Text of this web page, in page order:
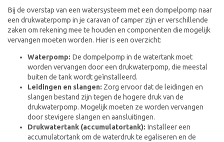
Bij de overstap van een watersysteem met een dompelpomp naar
een drukwaterpomp in je caravan of camper zijn er verschillende
zaken om rekening mee te houden en componenten die mogelijk
vervangen moeten worden. Hier is een overzicht:
Waterpomp: De dompelpomp in de watertank moet
worden vervangen door een drukwaterpomp, die meestal
buiten de tank wordt geïnstalleerd.
Leidingen en slangen: Zorg ervoor dat de leidingen en
slangen bestand zijn tegen de hogere druk van de
drukwaterpomp. Mogelijk moeten ze worden vervangen
door stevigere slangen en aansluitingen.
Drukwatertank (accumulatortank): Installeer een
accumulatortank om de waterdruk te egaliseren en de